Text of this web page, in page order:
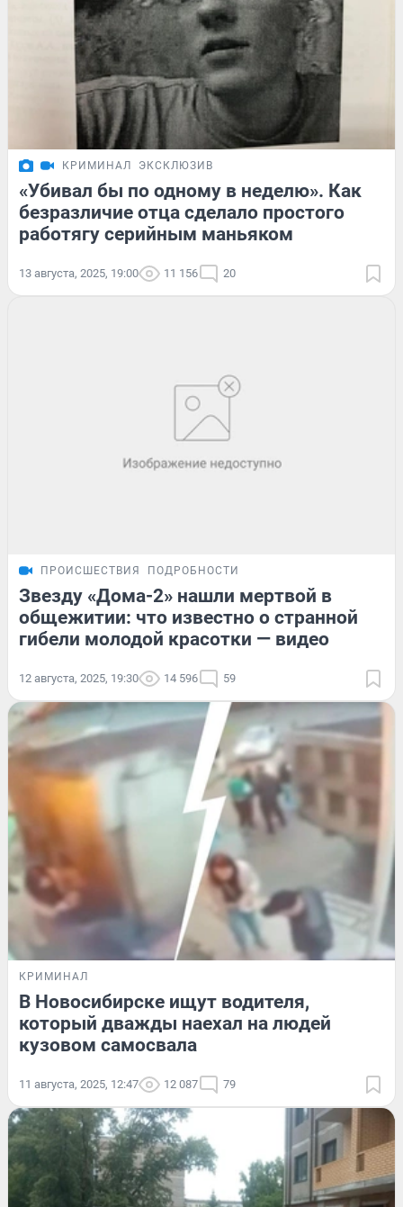
КРИМИНАЛ ЭКСКЛЮЗИВ
«Убивал бы по одному в неделю». Как
безразличие отца сделало простого
работягу серийным маньяком
13 августа, 2025, 19:00 11 156 20
ПРОИСШЕСТВИЯ ПОДРОБНОСТИ
Звезду «Дома-2» нашли мертвой в
общежитии: что известно о странной
гибели молодой красотки — видео
12 августа, 2025, 19:30 14 596 59
КРИМИНАЛ
В Новосибирске ищут водителя,
который дважды наехал на людей
кузовом самосвала
11 августа, 2025, 12:47 12 087 79